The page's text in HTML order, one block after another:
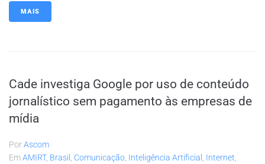
MAIS
Cade investiga Google por uso de conteúdo
jornalístico sem pagamento às empresas de
mídia
PorAscom
EmAMIRT, Brasil Comunicação Inteligência Artificial Internet